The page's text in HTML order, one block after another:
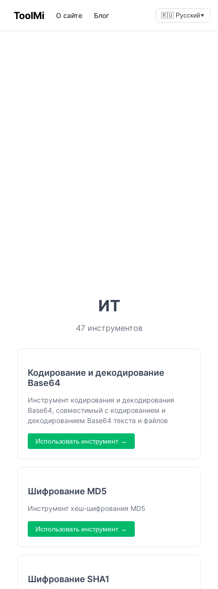
ToolMi О сайте Блог 🇷🇺 Русский▼
ИТ
47 инструментов
Кодирование и декодирование
Base64
Инструмент кодирования и декодирования
Base64, совместимый с кодированием и
декодированием Base64 текста и файлов
Использовать инструмент →
Шифрование MD5
Инструмент хеш-шифрования MD5
Использовать инструмент →
Шифрование SHA1